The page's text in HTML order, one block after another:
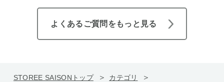
よくあるご質問をもっと見る
STOREE SAISONトップ
カテゴリ